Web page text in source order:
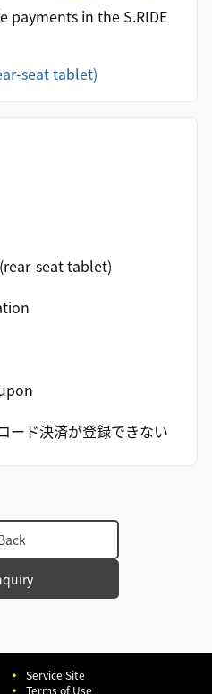
payments in the S.RIDE
seat tablet)
seat tablet)
ード決済が登録できない
Service Site
Terms of Use